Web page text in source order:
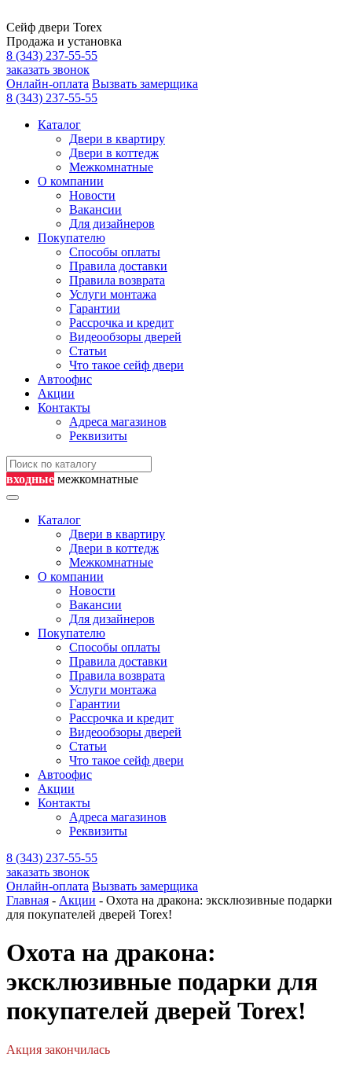
Сейф двери Torex
Продажа и установка
8 (343) 237-55-55
заказать звонок
Онлайн-оплата Вызвать замерщика
8 (343) 237-55-55
Каталог
Двери в квартиру
Двери в коттедж
Межкомнатные
О компании
Новости
Вакансии
Для дизайнеров
Покупателю
Способы оплаты
Правила доставки
Правила возврата
Услуги монтажа
Гарантии
Рассрочка и кредит
Видеообзоры дверей
Статьи
Что такое сейф двери
Автоофис
Акции
Контакты
Адреса магазинов
Реквизиты
входные межкомнатные
Каталог
Двери в квартиру
Двери в коттедж
Межкомнатные
О компании
Новости
Вакансии
Для дизайнеров
Покупателю
Способы оплаты
Правила доставки
Правила возврата
Услуги монтажа
Гарантии
Рассрочка и кредит
Видеообзоры дверей
Статьи
Что такое сейф двери
Автоофис
Акции
Контакты
Адреса магазинов
Реквизиты
8 (343) 237-55-55
заказать звонок
Онлайн-оплата Вызвать замерщика
Главная - Акции - Охота на дракона: эксклюзивные подарки
для покупателей дверей Torex!
Охота на дракона:
эксклюзивные подарки для
покупателей дверей Torex!
Акция закончилась